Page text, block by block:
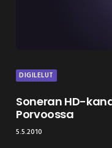
DIGILELUT
Soneran HD-
Porvoossa
5.5.2010